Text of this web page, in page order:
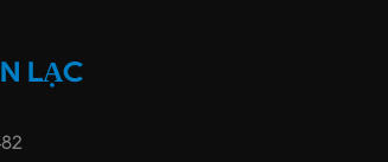
LẠC